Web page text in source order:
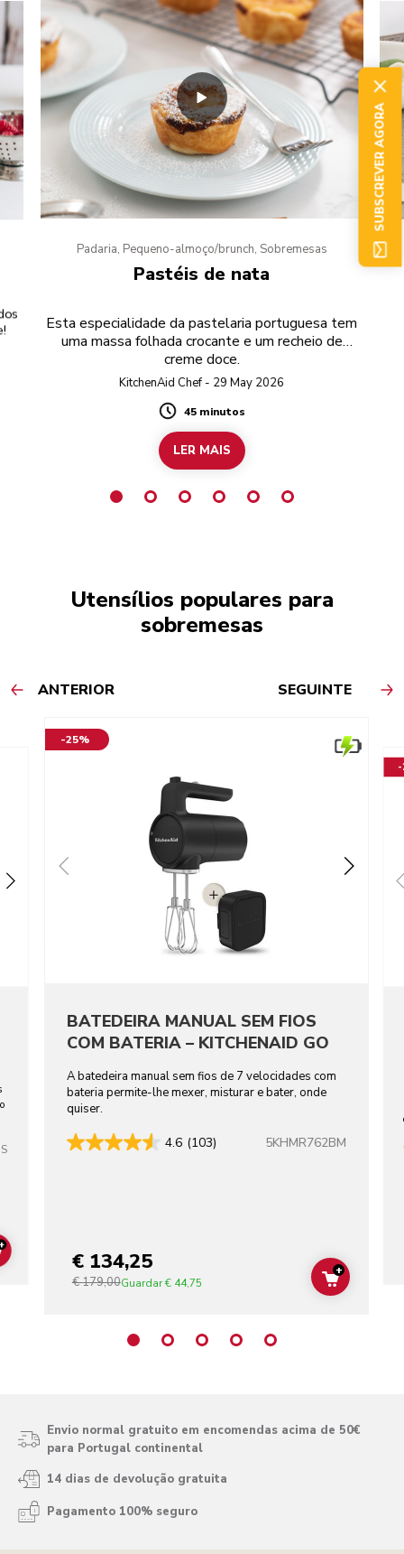
Padaria, Pequeno-almoço/brunch, Sobremesas
Pastéis de nata
Esta especialidade da pastelaria portuguesa tem
uma massa folhada crocante e um recheio de
creme doce.
KitchenAid Chef - 29 May 2026
Duration
45 minutos
LER MAIS
Utensílios populares para
sobremesas
ANTERIOR SEGUINTE
ADD TO CART
-25%
BATEDEIRA MANUAL SEM FIOS
COM BATERIA – KITCHENAID GO
A batedeira manual sem fios de 7 velocidades com
bateria permite-lhe mexer, misturar e bater, onde
quiser.
4.6 (103) 5KHMR762BM
€ 134,25
€ 179,00Guardar€ 44,75 ADD TO
+
-
Envio normal gratuito em encomendas acima de 50€
para Portugal continental
14 dias de devolução gratuita
Pagamento 100% seguro
SUBSCREVER AGORA